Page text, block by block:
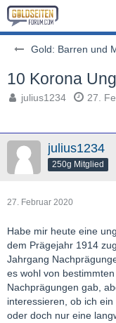
Gold: Barren und
10 Korona
julius1234 27.
julius1234
250g Mitglied
27. Februar 2020
Habe mir heute eine
dem Prägejahr 1914
Jahrgang
es wohl von
Nachprägungen gab,
interessieren, ob ich
oder doch nur eine